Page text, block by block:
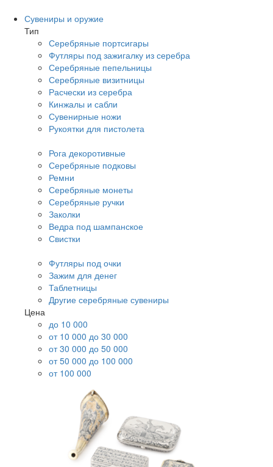
Сувениры и оружие
Тип
Серебряные портсигары
Футляры под зажигалку из серебра
Серебряные пепельницы
Серебряные визитницы
Расчески из серебра
Кинжалы и сабли
Сувенирные ножи
Рукоятки для пистолета
Рога декоротивные
Серебряные подковы
Ремни
Серебряные монеты
Серебряные ручки
Заколки
Ведра под шампанское
Свистки
Футляры под очки
Зажим для денег
Таблетницы
Другие серебряные сувениры
Цена
до 10 000
от 10 000 до 30 000
от 30 000 до 50 000
от 50 000 до 100 000
от 100 000